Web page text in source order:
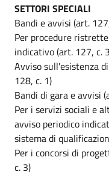
SETTORI SPECIALI
Bandi e avvisi (art.
Per procedure
indicativo (art. 127, c.
Avviso sull'esistenza
128, c. 1)
Bandi di gara e avvisi
Per i servizi sociali e
avviso periodico
sistema di
Per i concorsi di
c. 3)